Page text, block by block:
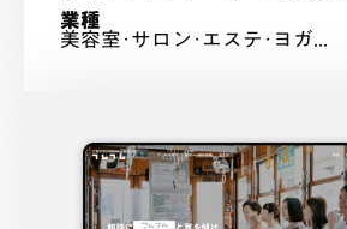
業種
美容室･サロン･エステ･ヨガ...